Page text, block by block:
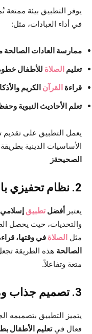
يوفر التطبيق بيئة ممتعة
في أداء العبادات، مثل:
ممارسة العادات الصالحة
تعليم الصلاة للأطفال
قراءة القرآن الكريم
تعلم الأحاديث النبوية
يعمل التطبيق على تقديم
الأساسيات الدينية
الصحيحةز
2. نظام تحفيزي بالمكافآت والتحديات
يعتبر أفضلتطبيق
والتحديات، حيث يحصل
مثل الصلاة في وقتها،
الصالحة هذه الطريقة
متعة وتفاعلاً.
3. تصميم جذاب ومناسب للأطفال
يتميز التطبيق بتصميمه
فعال فيتعليم الأطفال